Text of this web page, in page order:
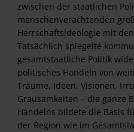
zwischen der staatlichen
menschenverachtenden
Herrschaftsideologie mit
Tatsächlich spiegelte
gesamtstaatliche Politik
politisches Handeln von
Träume, Ideen, Visionen,
Grausamkeiten – die ganze
Handelns bildete die Basis
der Region wie im